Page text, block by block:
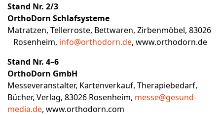
Stand Nr. 2/3
OrthoDorn Schlafsysteme
Matratzen, Tellerroste, Bettwaren, Zirbenmöbel, 83026
Rosenheim, info@orthodorn.de, www.orthodorn.de
Stand Nr. 4–6
OrthoDorn GmbH
Messeveranstalter, Kartenverkauf, Therapiebedarf,
Bücher, Verlag, 83026 Rosenheim, messe@gesund-
media.de, www.orthodorn.com